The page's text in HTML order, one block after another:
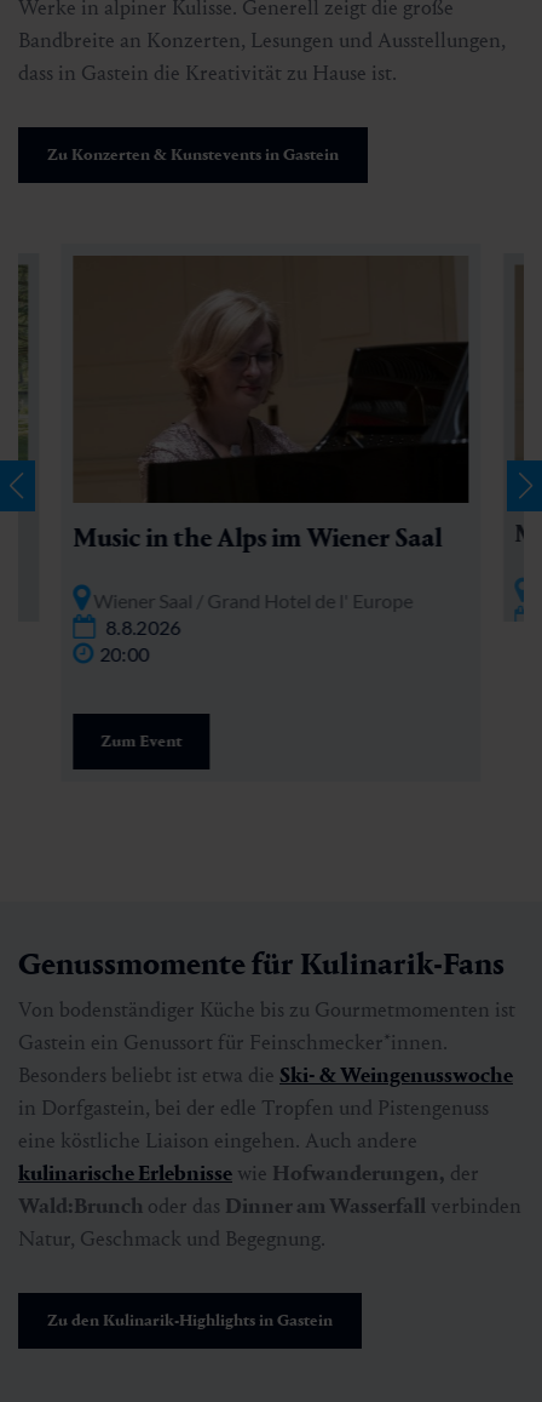
Werke in alpiner Kulisse. Generell zeigt die große
Bandbreite an Konzerten, Lesungen und Ausstellungen,
dass in Gastein die Kreativität zu Hause ist.
Zu Konzerten & Kunstevents in Gastein
Music in the Alps im Wiener Saal
Wiener Saal / Grand Hotel de l' Europe
8.8.2026
20:00
Zum Event
Genussmomente für Kulinarik-Fans
Von bodenständiger Küche bis zu Gourmetmomenten ist
Gastein ein Genussort für Feinschmecker*innen.
Besonders beliebt ist etwa die Ski- & Weingenusswoche
in Dorfgastein, bei der edle Tropfen und Pistengenuss
eine köstliche Liaison eingehen. Auch andere
kulinarische Erlebnisse wie Hofwanderungen, der
Wald:Brunch oder das Dinner am Wasserfall verbinden
Natur, Geschmack und Begegnung.
Zu den Kulinarik-Highlights in Gastein